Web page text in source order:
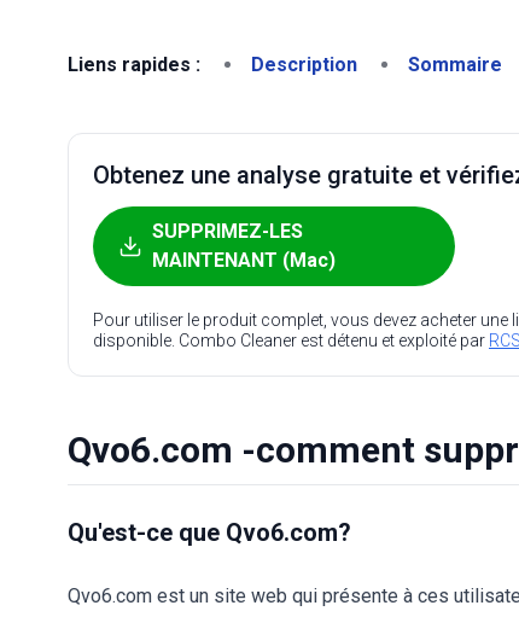
Liens rapides : Description Sommaire
Obtenez une analyse gratuite et
SUPPRIMEZ-LES
MAINTENANT (Mac)
Pour utiliser le produit complet, vous devez acheter une
disponible. Combo Cleaner est détenu et exploité par
Qvo6.com -comment
Qu'est-ce que Qvo6.com?
Qvo6.com est un site web qui présente à ces